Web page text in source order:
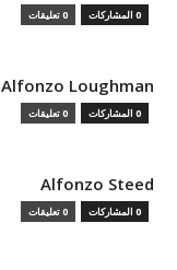
0 المشاركات 0 تعليقات
Alfonzo Loughman
0 المشاركات 0 تعليقات
Alfonzo Steed
0 المشاركات 0 تعليقات